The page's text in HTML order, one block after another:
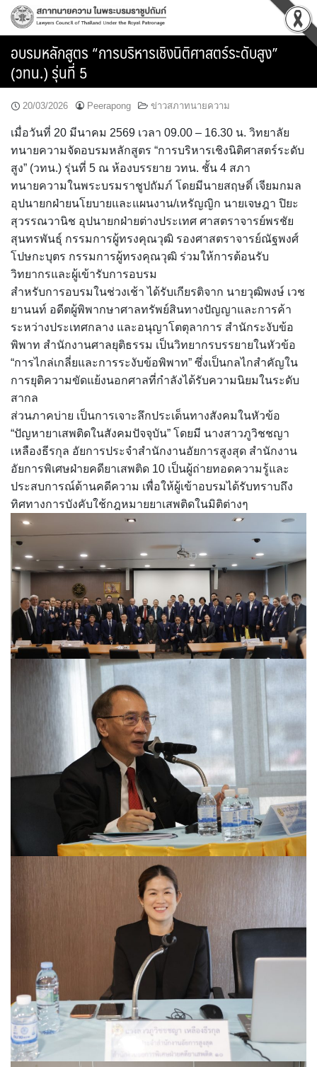
Skip
อบรมหลักสูตร “การบริหารเชิงนิติศาสตร์ระดับสูง”
(วทน.) รุ่นที่ 5
20/03/2026 Peerapong ข่าวสภาทนายความ
เมื่อวันที่ 20 มีนาคม 2569 เวลา 09.00 – 16.30 น. วิทยาลัย
ทนายความจัดอบรมหลักสูตร “การบริหารเชิงนิติศาสตร์ระดับ
สูง” (วทน.) รุ่นที่ 5 ณ ห้องบรรยาย วทน. ชั้น 4 สภา
ทนายความในพระบรมราชูปถัมภ์ โดยมีนายสฤษดิ์ เจียมกมล
อุปนายกฝ่ายนโยบายและแผนงาน/เหรัญญิก นายเจษฎา ปิยะ
สุวรรณวานิช อุปนายกฝ่ายต่างประเทศ ศาสตราจารย์พรชัย
สุนทรพันธุ์ กรรมการผู้ทรงคุณวุฒิ รองศาสตราจารย์ณัฐพงศ์
โปษกะบุตร กรรมการผู้ทรงคุณวุฒิ ร่วมให้การต้อนรับ
วิทยากรและผู้เข้ารับการอบรม
สำหรับการอบรมในช่วงเช้า ได้รับเกียรติจาก นายวุฒิพงษ์ เวช
ยานนท์ อดีตผู้พิพากษาศาลทรัพย์สินทางปัญญาและการค้า
ระหว่างประเทศกลาง และอนุญาโตตุลาการ สำนักระงับข้อ
พิพาท สำนักงานศาลยุติธรรม เป็นวิทยากรบรรยายในหัวข้อ
“การไกล่เกลี่ยและการระงับข้อพิพาท” ซึ่งเป็นกลไกสำคัญใน
การยุติความขัดแย้งนอกศาลที่กำลังได้รับความนิยมในระดับ
สากล
ส่วนภาคบ่าย เป็นการเจาะลึกประเด็นทางสังคมในหัวข้อ
“ปัญหายาเสพติดในสังคมปัจจุบัน” โดยมี นางสาวภูวิชชญา
เหลืองธีรกุล อัยการประจำสำนักงานอัยการสูงสุด สำนักงาน
อัยการพิเศษฝ่ายคดียาเสพติด 10 เป็นผู้ถ่ายทอดความรู้และ
ประสบการณ์ด้านคดีความ เพื่อให้ผู้เข้าอบรมได้รับทราบถึง
ทิศทางการบังคับใช้กฎหมายยาเสพติดในมิติต่างๆ